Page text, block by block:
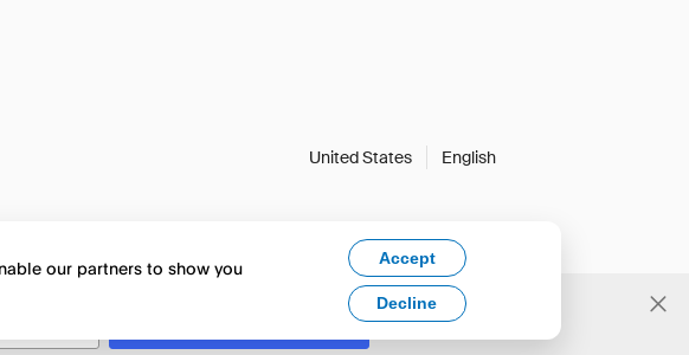
United States English
our partners to show you
Accept
Decline